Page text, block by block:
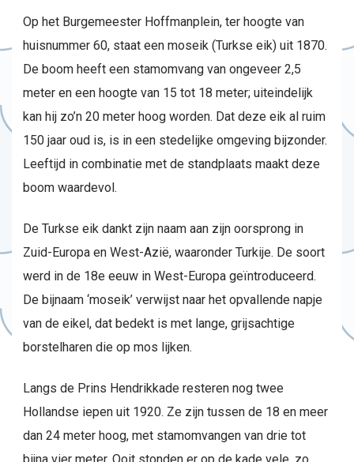
Op het Burgemeester Hoffmanplein, ter hoogte van
huisnummer 60, staat een moseik (Turkse eik) uit 1870.
De boom heeft een stamomvang van ongeveer 2,5
meter en een hoogte van 15 tot 18 meter; uiteindelijk
kan hij zo’n 20 meter hoog worden. Dat deze eik al ruim
150 jaar oud is, is in een stedelijke omgeving bijzonder.
Leeftijd in combinatie met de standplaats maakt deze
boom waardevol.
De Turkse eik dankt zijn naam aan zijn oorsprong in
Zuid-Europa en West-Azië, waaronder Turkije. De soort
werd in de 18e eeuw in West-Europa geïntroduceerd.
De bijnaam ‘moseik’ verwijst naar het opvallende napje
van de eikel, dat bedekt is met lange, grijsachtige
borstelharen die op mos lijken.
Langs de Prins Hendrikkade resteren nog twee
Hollandse iepen uit 1920. Ze zijn tussen de 18 en meer
dan 24 meter hoog, met stamomvangen van drie tot